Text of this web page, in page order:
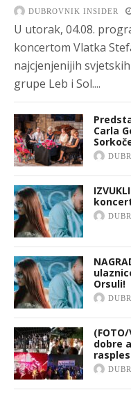
DUBROVNIK INSIDER
U utorak, 04.08.
koncertom Vlatka
najcjenjenijih
grupe Leb i Sol....
Carla
Orsuli!
dobre